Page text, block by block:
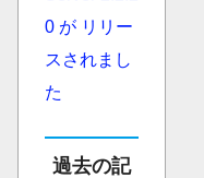
0 が リリー
スされまし
た
過去の記